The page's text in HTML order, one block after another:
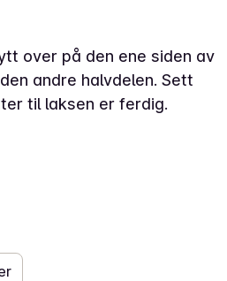
over på den ene siden av
andre halvdelen. Sett
til laksen er ferdig.